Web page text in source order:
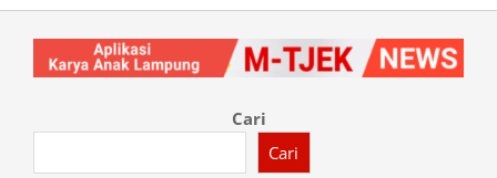
Cari
Cari